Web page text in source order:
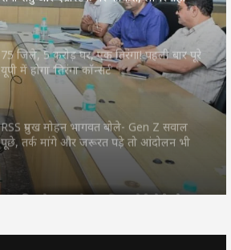
करने वाले अफसरों को चेतावनी
75 जिले, 5 करोड़ घर, एक तिरंगा! पहली बार पूरे
यूपी में होगा ‘तिरंगा कॉन्सर्ट’
RSS प्रमुख मोहन भागवत बोले- Gen Z सवाल
पूछे, तर्क मांगे और जरूरत पड़े तो आंदोलन भी
करे, लेकिन देश को बांटने के लिए नहीं
CM विष्णुदेव साय ने शुरू किया ‘मेरी बेटी–मेरा